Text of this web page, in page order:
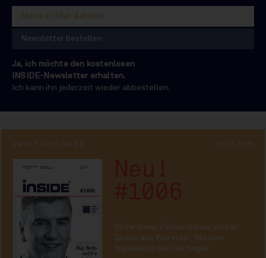
Ja, ich möchte den kostenlosen
INSIDE-Newsletter erhalten.
Ich kann ihn jederzeit wieder abbestellen.
PRINT-AUSGABE 30.07.2026
Showdown Zuckersteuer, dicker
Qualm aus Warstein, Mission
Impossible bei Oettinger